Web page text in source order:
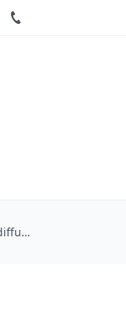
Youtube
HK Audio Polar diffusori a colonna attivi con ingresso bluetooth